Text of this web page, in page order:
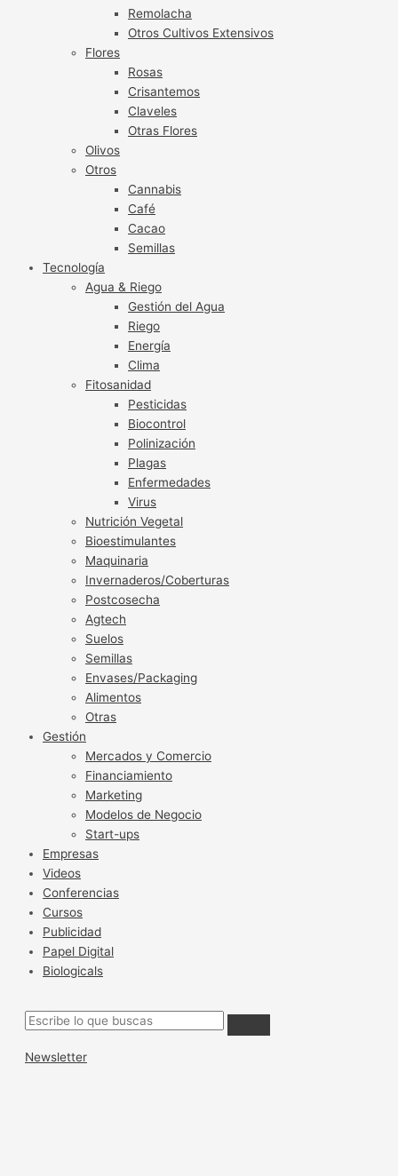
Remolacha
Otros Cultivos Extensivos
Flores
Rosas
Crisantemos
Claveles
Otras Flores
Olivos
Otros
Cannabis
Café
Cacao
Semillas
Tecnología
Agua & Riego
Gestión del Agua
Riego
Energía
Clima
Fitosanidad
Pesticidas
Biocontrol
Polinización
Plagas
Enfermedades
Virus
Nutrición Vegetal
Bioestimulantes
Maquinaria
Invernaderos/Coberturas
Postcosecha
Agtech
Suelos
Semillas
Envases/Packaging
Alimentos
Otras
Gestión
Mercados y Comercio
Financiamiento
Marketing
Modelos de Negocio
Start-ups
Empresas
Videos
Conferencias
Cursos
Publicidad
Papel Digital
Biologicals
Newsletter